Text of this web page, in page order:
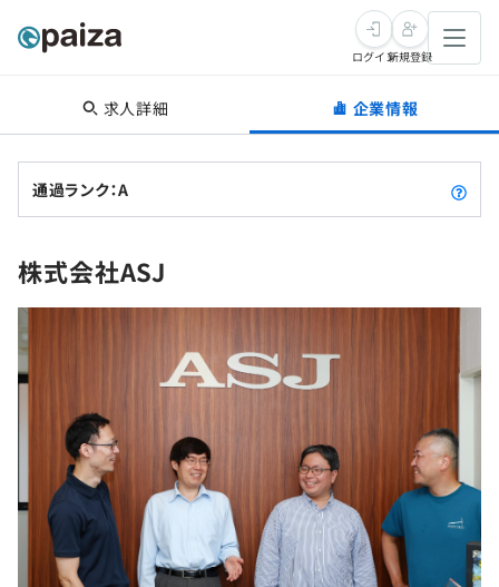
転職・キャリア
転職成功ガイド
インタビュー
新卒就活
求人検索
新卒エージェント
イベント・セミナー
インタビュー
学習
4択課題
ナレッジ
リファレンス
評価結果一覧
再チャレンジ結果一覧
ゲーム・マンガ
メディア
Tech Team Journal
paiza times
paizaとは？
ログイン新規登録
求人詳細 企業情報
通過ランク：A
株式会社ASJ